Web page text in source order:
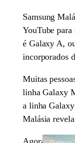
Samsung
YouTube
é Galaxy A,
incorporados
Muitas
linha Galaxy
a linha
Malásia
Agora a linha